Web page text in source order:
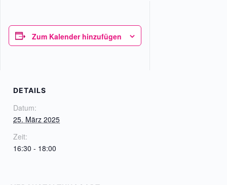
Zum Kalender hinzufügen
DETAILS
Datum:
25. März 2025
Zeit:
16:30 - 18:00